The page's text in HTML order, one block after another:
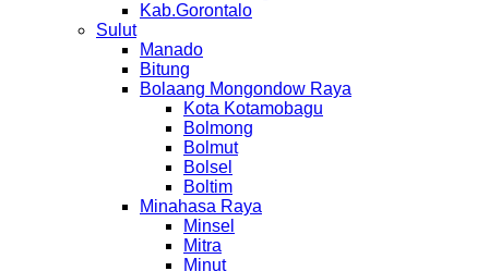
Kab.Gorontalo
Sulut
Manado
Bitung
Bolaang Mongondow Raya
Kota Kotamobagu
Bolmong
Bolmut
Bolsel
Boltim
Minahasa Raya
Minsel
Mitra
Minut